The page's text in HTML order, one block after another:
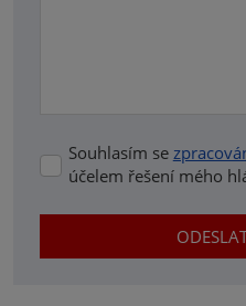
Souhlasím
zpracováním
údajů
Souhlasím se
účelem řešení mého